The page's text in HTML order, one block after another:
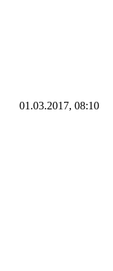
01.03.2017, 08:10